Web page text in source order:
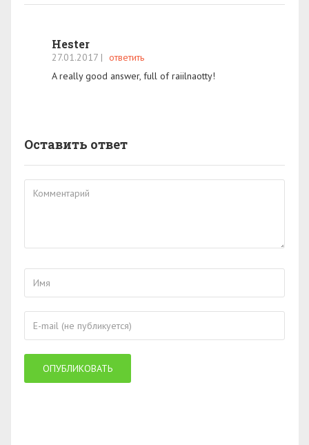
Hester
27.01.2017 | ответить
A really good answer, full of raiilnaotty!
Оставить ответ